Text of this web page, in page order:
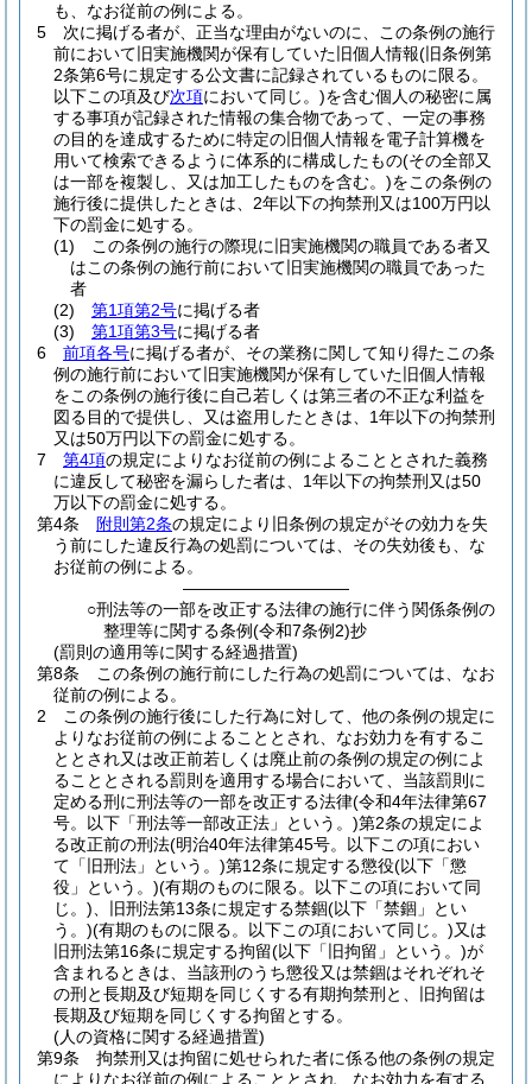
も、なお従前の例による。
5
次に掲げる者が、正当な理由がないのに、この条例の施行
前において旧実施機関が保有していた旧個人情報(旧条例第
2条第6号に規定する公文書に記録されているものに限る。
以下この項及び次項において同じ。)を含む個人の秘密に属
する事項が記録された情報の集合物であって、一定の事務
の目的を達成するために特定の旧個人情報を電子計算機を
用いて検索できるように体系的に構成したもの(その全部又
は一部を複製し、又は加工したものを含む。)をこの条例の
施行後に提供したときは、2年以下の拘禁刑又は100万円以
下の罰金に処する。
(1)
この条例の施行の際現に旧実施機関の職員である者又
はこの条例の施行前において旧実施機関の職員であった
者
(2)
第1項第2号に掲げる者
(3)
第1項第3号に掲げる者
6
前項各号に掲げる者が、その業務に関して知り得たこの条
例の施行前において旧実施機関が保有していた旧個人情報
をこの条例の施行後に自己若しくは第三者の不正な利益を
図る目的で提供し、又は盗用したときは、1年以下の拘禁刑
又は50万円以下の罰金に処する。
7
第4項の規定によりなお従前の例によることとされた義務
に違反して秘密を漏らした者は、1年以下の拘禁刑又は50
万以下の罰金に処する。
第4条
附則第2条の規定により旧条例の規定がその効力を失
う前にした違反行為の処罰については、その失効後も、な
お従前の例による。
――――――――――
○刑法等の一部を改正する法律の施行に伴う関係条例の
整理等に関する条例(令和7条例2)抄
(罰則の適用等に関する経過措置)
第8条
この条例の施行前にした行為の処罰については、なお
従前の例による。
2
この条例の施行後にした行為に対して、他の条例の規定に
よりなお従前の例によることとされ、なお効力を有するこ
ととされ又は改正前若しくは廃止前の条例の規定の例によ
ることとされる罰則を適用する場合において、当該罰則に
定める刑に刑法等の一部を改正する法律(令和4年法律第67
号。以下「刑法等一部改正法」という。)第2条の規定によ
る改正前の刑法(明治40年法律第45号。以下この項におい
て「旧刑法」という。)第12条に規定する懲役(以下「懲
役」という。)(有期のものに限る。以下この項において同
じ。) 、旧刑法第13条に規定する禁錮(以下「禁錮」とい
う。)(有期のものに限る。以下この項において同じ。)又は
旧刑法第16条に規定する拘留(以下「旧拘留」という。)が
含まれるときは、当該刑のうち懲役又は禁錮はそれぞれそ
の刑と長期及び短期を同じくする有期拘禁刑と、旧拘留は
長期及び短期を同じくする拘留とする。
(人の資格に関する経過措置)
第9条
拘禁刑又は拘留に処せられた者に係る他の条例の規定
によりなお従前の例によることとされ、なお効力を有する